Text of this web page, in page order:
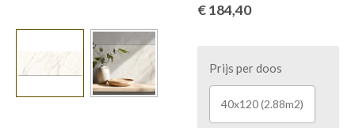
€ 184,40
Prijs per doos
40x120 (2.88m2)